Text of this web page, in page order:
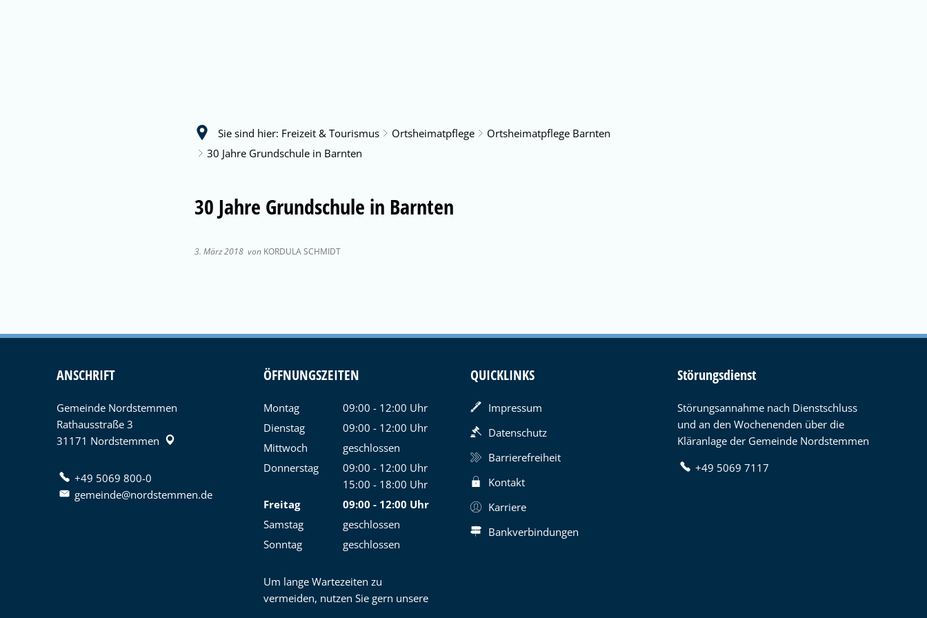
Sie sind hier: Freizeit & Tourismus Ortsheimatpflege
Ortsheimatpflege Barnten
30 Jahre Grundschule in Barnten
30 Jahre Grundschule in Barnten
3. März 2018 von KORDULA SCHMIDT
ANSCHRIFT
Gemeinde Nordstemmen
Rathausstraße 3
31171 Nordstemmen
+49 5069 800-0
gemeinde@nordstemmen.de
ÖFFNUNGSZEITEN
Montag 09:00 - 12:00 Uhr
Von 09:00 bis 12:00 Uhr
Dienstag 09:00 - 12:00 Uhr
Von 09:00 bis 12:00 Uhr
Mittwoch
geschlossen
Donnerstag
09:00 - 12:00 Uhr
Von 09:00 bis 12:00 Uhr
15:00 - 18:00 Uhr
Von 15:00 bis 18:00 Uhr
Freitag 09:00 - 12:00 Uhr
Von 09:00 bis 12:00 Uhr
Samstag
geschlossen
Sonntag
geschlossen
Um lange Wartezeiten zu
vermeiden, nutzen Sie gern unsere
QUICKLINKS
Impressum
Datenschutz
Barrierefreiheit
Kontakt
Karriere
Bankverbindungen
Störungsdienst
Störungsannahme nach Dienstschluss
und an den Wochenenden über die
Kläranlage der Gemeinde Nordstemmen
+49 5069 7117